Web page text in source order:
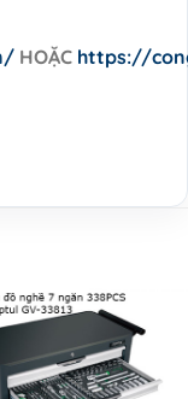
HOẶC https://